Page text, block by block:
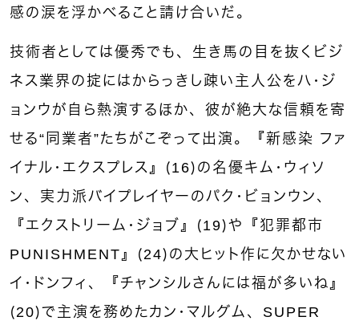
感の涙を浮かべること請け合いだ。
技術者としては優秀でも、生き馬の目を抜くビジ
ネス業界の掟にはからっきし疎い主人公をハ・ジ
ョンウが自ら熱演するほか、彼が絶大な信頼を寄
せる“同業者”たちがこぞって出演。『新感染 ファ
イナル・エクスプレス』（16）の名優キム・ウィソ
ン、実力派バイプレイヤーのパク・ビョンウン、
『エクストリーム・ジョブ』（19）や『犯罪都市
PUNISHMENT』（24）の大ヒット作に欠かせない
イ・ドンフィ、『チャンシルさんには福が多いね』
（20）で主演を務めたカン・マルグム、SUPER